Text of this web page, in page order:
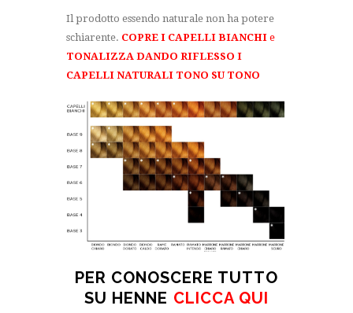
Il prodotto essendo naturale non ha potere
schiarente. COPRE I CAPELLI BIANCHI e
TONALIZZA DANDO RIFLESSO I
CAPELLI NATURALI TONO SU TONO
PER CONOSCERE TUTTO
SU HENNE CLICCA QUI